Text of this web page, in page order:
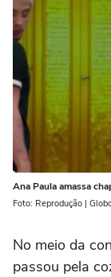
Ana Paula amassa
Foto: Reprodução |
No meio da
passou pela